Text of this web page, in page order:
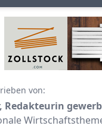
von:
Redakteurin